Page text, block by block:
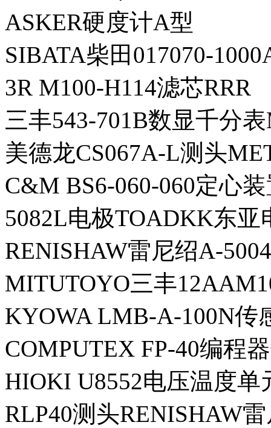
ASKER硬度计A型
SIBATA柴田017070-
3R M100-H114滤芯RRR
三丰543-701B数显千分
美德龙CS067A-L测头
C&M BS6-060-060定心
5082L电极TOADKK东亚
RENISHAW雷尼绍A-
MITUTOYO三丰
KYOWA LMB-A-100N传
COMPUTEX FP-40编程
HIOKI U8552电压温度单
RLP40测头RENISHAW